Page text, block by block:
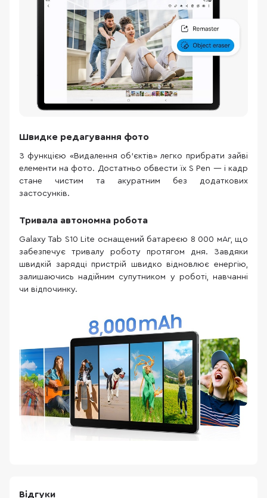
Швидке редагування фото
З функцією «Видалення об’єктів» легко прибрати зайві
елементи на фото. Достатньо обвести їх S Pen — і кадр
стане чистим та акуратним без додаткових
застосунків.
Тривала автономна робота
Galaxy Tab S10 Lite оснащений батареєю 8 000 мАг, що
забезпечує тривалу роботу протягом дня. Завдяки
швидкій зарядці пристрій швидко відновлює енергію,
залишаючись надійним супутником у роботі, навчанні
чи відпочинку.
Відгуки